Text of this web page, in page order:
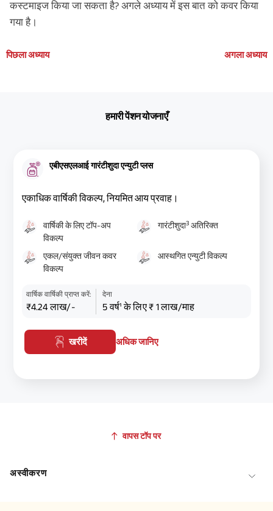
कस्टमाइज किया जा सकता है? अगले अध्याय में इस बात को कवर किया
गया है।
पिछला अध्याय अगला अध्याय
हमारी पेंशन योजनाएँ
एबीएसएलआई गारंटीशुदा एन्युटी प्लस
एकाधिक वार्षिकी विकल्प, नियमित आय प्रवाह।
वार्षिकी के लिए टॉप-अप
विकल्प
गारंटीशुदा3अतिरिक्त
एकल/संयुक्त जीवन कवर
विकल्प
आस्थगित एन्युटी विकल्प
वार्षिक वार्षिकी प्राप्त करें:
₹4.24 लाख/-
देना
5 वर्ष¹ के लिए ₹ 1 लाख/माह
खरीदें अधिक जानिए
वापस टॉप पर
अस्वीकरण